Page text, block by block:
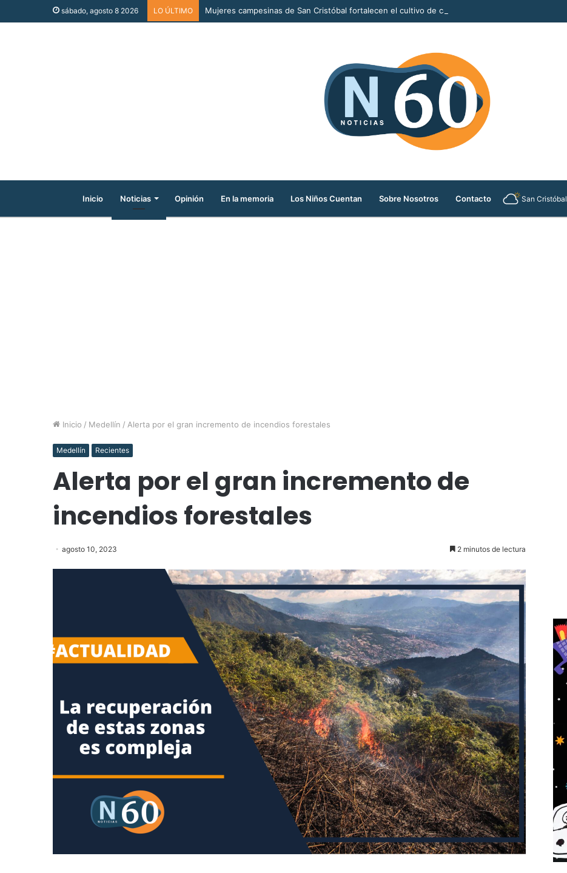
sábado, agosto 8 2026 LO ÚLTIMO Mujeres campesinas de San Cristóbal fortalecen el cultivo de caléndula
Inicio Noticias Opinión En la memoria Los Niños Cuentan Sobre Nosotros Contacto San Cristóbal
Inicio / Medellín / Alerta por el gran incremento de incendios forestales
Medellín Recientes
Alerta por el gran incremento de
incendios forestales
agosto 10, 2023 2 minutos de lectura